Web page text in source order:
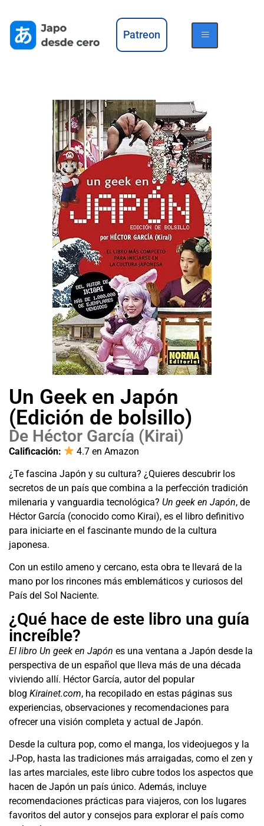
Patreon
Un Geek en Japón
(Edición de bolsillo)
De Héctor García (Kirai)
Calificación:
4.7 en Amazon
¿Te fascina Japón y su cultura? ¿Quieres descubrir los
secretos de un país que combina a la perfección tradición
milenaria y vanguardia tecnológica? Un geek en Japón, de
Héctor García (conocido como Kirai), es el libro definitivo
para iniciarte en el fascinante mundo de la cultura
japonesa.
Con un estilo ameno y cercano, esta obra te llevará de la
mano por los rincones más emblemáticos y curiosos del
País del Sol Naciente.
¿Qué hace de este libro una guía
increíble?
El libro Un geek en Japón es una ventana a Japón desde la
perspectiva de un español que lleva más de una década
viviendo allí. Héctor García, autor del popular
blog Kirainet.com, ha recopilado en estas páginas sus
experiencias, observaciones y recomendaciones para
ofrecer una visión completa y actual de Japón.
Desde la cultura pop, como el manga, los videojuegos y la
J-Pop, hasta las tradiciones más arraigadas, como el zen y
las artes marciales, este libro cubre todos los aspectos que
hacen de Japón un país único. Además, incluye
recomendaciones prácticas para viajeros, con los lugares
favoritos del autor y consejos para explorar el país como